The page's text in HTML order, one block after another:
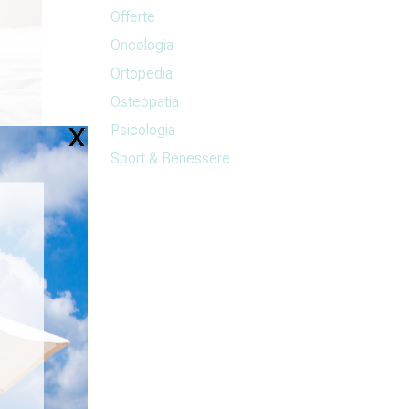
Offerte
Oncologia
Ortopedia
Osteopatia
Psicologia
Sport & Benessere